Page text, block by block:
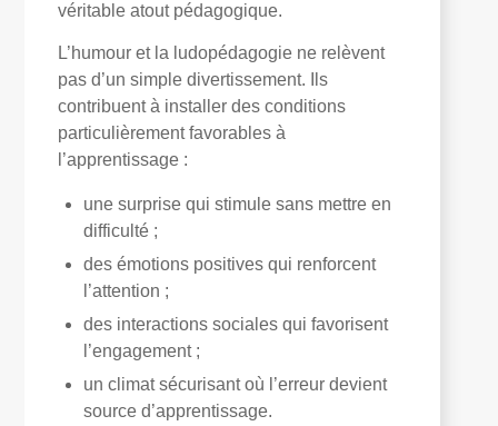
véritable atout pédagogique.
L’humour et la ludopédagogie ne relèvent
pas d’un simple divertissement. Ils
contribuent à installer des conditions
particulièrement favorables à
l’apprentissage :
une surprise qui stimule sans mettre en
difficulté ;
des émotions positives qui renforcent
l’attention ;
des interactions sociales qui favorisent
l’engagement ;
un climat sécurisant où l’erreur devient
source d’apprentissage.